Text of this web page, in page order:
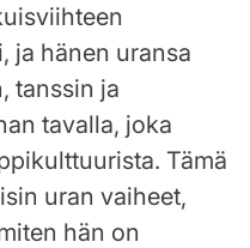
ja hänen uransa
tanssin ja
tavalla, joka
Tämä
uran vaiheet,
hän on